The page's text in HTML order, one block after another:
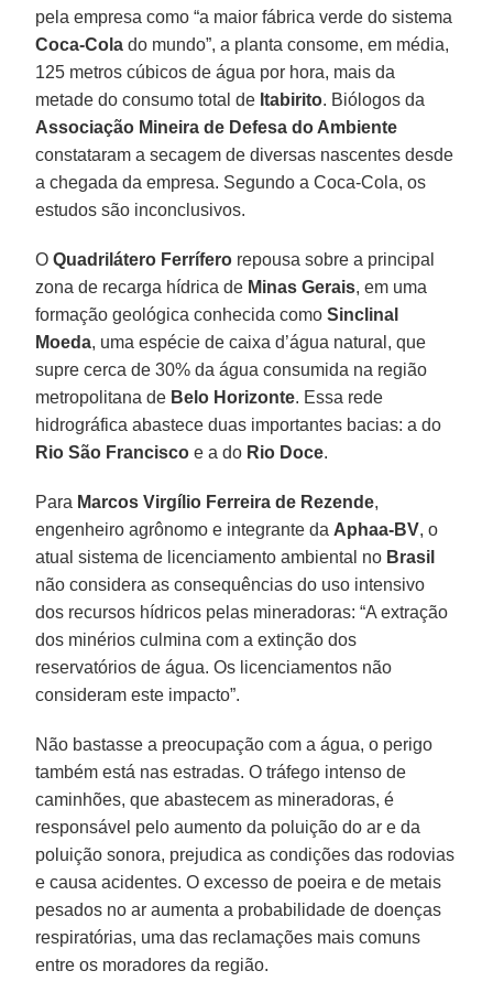
pela empresa como “a maior fábrica verde do sistema
Coca-Cola do mundo”, a planta consome, em média,
125 metros cúbicos de água por hora, mais da
metade do consumo total de Itabirito. Biólogos da
Associação Mineira de Defesa do Ambiente
constataram a secagem de diversas nascentes desde
a chegada da empresa. Segundo a Coca-Cola, os
estudos são inconclusivos.
OQuadrilátero Ferrífero repousa sobre a principal
zona de recarga hídrica de Minas Gerais, em uma
formação geológica conhecida comoSinclinal
Moeda, uma espécie de caixa d’água natural, que
supre cerca de 30% da água consumida na região
metropolitana de Belo Horizonte. Essa rede
hidrográfica abastece duas importantes bacias: a do
Rio São Francisco e a do Rio Doce.
Para Marcos Virgílio Ferreira de Rezende,
engenheiro agrônomo e integrante da Aphaa-BV, o
atual sistema de licenciamento ambiental no Brasil
não considera as consequências do uso intensivo
dos recursos hídricos pelas mineradoras: “A extração
dos minérios culmina com a extinção dos
reservatórios de água. Os licenciamentos não
consideram este impacto”.
Não bastasse a preocupação com a água, o perigo
também está nas estradas. O tráfego intenso de
caminhões, que abastecem as mineradoras, é
responsável pelo aumento da poluição do ar e da
poluição sonora, prejudica as condições das rodovias
e causa acidentes. O excesso de poeira e de metais
pesados no ar aumenta a probabilidade de doenças
respiratórias, uma das reclamações mais comuns
entre os moradores da região.